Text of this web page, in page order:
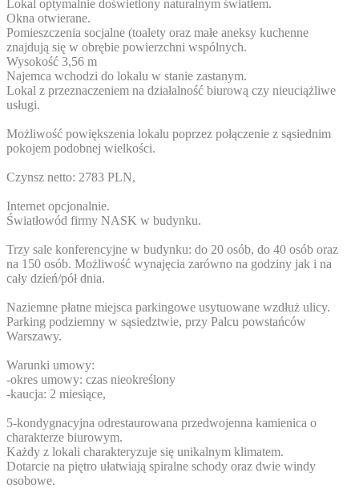
Lokal optymalnie doświetlony naturalnym światłem.
Okna otwierane.
Pomieszczenia socjalne (toalety oraz małe aneksy kuchenne
znajdują się w obrębie powierzchni wspólnych.
Wysokość 3,56 m
Najemca wchodzi do lokalu w stanie zastanym.
Lokal z przeznaczeniem na działalność biurową czy nieuciążliwe
usługi.
Możliwość powiększenia lokalu poprzez połączenie z sąsiednim
pokojem podobnej wielkości.
Czynsz netto: 2783 PLN,
Internet opcjonalnie.
Światłowód firmy NASK w budynku.
Trzy sale konferencyjne w budynku: do 20 osób, do 40 osób oraz
na 150 osób. Możliwość wynajęcia zarówno na godziny jak i na
cały dzień/pół dnia.
Naziemne płatne miejsca parkingowe usytuowane wzdłuż ulicy.
Parking podziemny w sąsiedztwie, przy Palcu powstańców
Warszawy.
Warunki umowy:
-okres umowy: czas nieokreślony
-kaucja: 2 miesiące,
5-kondygnacyjna odrestaurowana przedwojenna kamienica o
charakterze biurowym.
Każdy z lokali charakteryzuje się unikalnym klimatem.
Dotarcie na piętro ułatwiają spiralne schody oraz dwie windy
osobowe.